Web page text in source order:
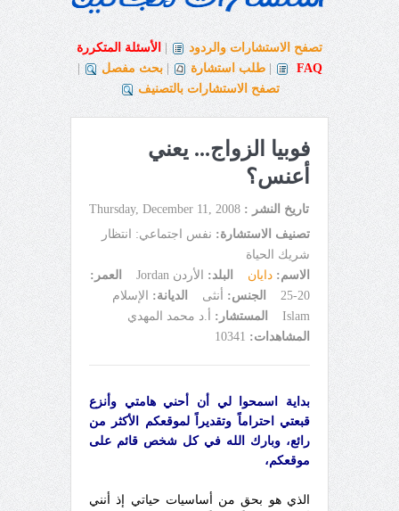
تصفح الاستشارات والردود
الأسئلة المتكررة
FAQ
طلب استشارة بحث مفصل
تصفح الاستشارات بالتصنيف
فوبيا الزواج... يعني
أعنس؟
تاريخ النشر : Thursday, December 11, 2008
تصنيف الاستشارة: نفس اجتماعي: انتظار
شريك الحياة
الاسم: دايان البلد: الأردن Jordan
العمر:
20-25
الجنس: أنثى الديانة:
الإسلام
Islam
المستشار:
أ.د محمد المهدي
المشاهدات: 10341
بداية اسمحوا لي أن أحني هامتي وأنزع
قبعتي احتراماً وتقديراً لموقعكم الأكثر من
رائع، وبارك الله في كل شخص قائم على
موقعكم،
الذي هو بحق من أساسيات حياتي إذ أنني